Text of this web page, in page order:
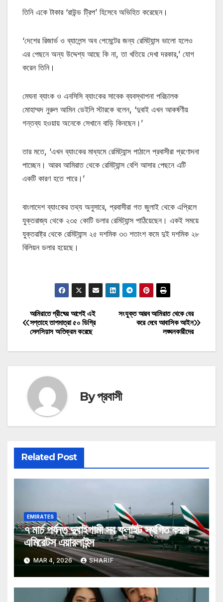
তিনি একে টাকার ‘রাউন্ড ট্রিপ’ হিসেবে অভিহিত করেছেন।
‘দেশের রিজার্ভ ও ব্যালেন্স অব পেমেন্টের জন্য রেমিট্যান্স ভালো হলেও
এর পেছনে অন্য উদ্দেশ্য আছে কি না, তা খতিয়ে দেখা দরকার,’ যোগ
করেন তিনি।
মেঘনা ব্যাংক ও এনসিসি ব্যাংকের সাবেক ব্যবস্থাপনা পরিচালক
মোহাম্মদ নুরুল আমিন ডেইলি স্টারকে বলেন, ‘দুবাই এখন আকর্ষণীয়
গন্তব্য হওয়ায় অনেকে সেখানে বাড়ি কিনছেন।’
তার মতে, ‘এখন ব্যাংকের মাধ্যমে রেমিট্যান্স পাঠালে প্রবাসীরা প্রণোদনা
পাচ্ছেন। আরব আমিরাত থেকে রেমিট্যান্স বেশি আসার পেছনে এটি
একটি কারণ হতে পারে।’
বাংলাদেশ ব্যাংকের তথ্য অনুসারে, প্রবাসীরা গত জুলাই থেকে এপ্রিলে
যুক্তরাজ্য থেকে ২৩৫ কোটি ডলার রেমিট্যান্স পাঠিয়েছেন। একই সময়ে
যুক্তরাষ্ট্র থেকে রেমিট্যান্স ২৫ দশমিক ৩৩ শতাংশ কমে দুই দশমিক ২৮
বিলিয়ন ডলার হয়েছে।
Post
navigation
সংযুক্ত আরব আমিরাত থেকে বের
করে দেবে আবাসিক আইন
লঙ্ঘনকারীদের
আমিরাতে গ্রীষ্মের আগেই এই
সপ্তাহে তাপমাত্রা ৫০ ডিগ্রি
সেলসিয়াস অতিক্রম করেছে
Byপ্রবাসী
Related Post
EMIRATES
৭ মার্চ পর্যন্ত দুবাইগামী সব ফ্লাইট স্থগিত করল
এমিরেটস এয়ারলাইন্স
MAR 4, 2026 SHARIF